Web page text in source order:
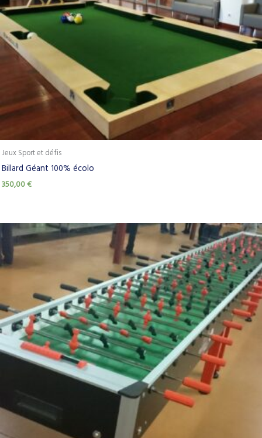
Jeux Sport et défis
Billard Géant 100% écolo
350,00€